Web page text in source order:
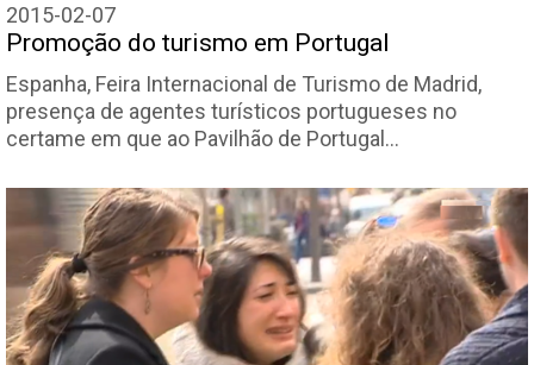
2015-02-07
Promoção do turismo em Portugal
Espanha, Feira Internacional de Turismo de Madrid,
presença de agentes turísticos portugueses no
certame em que ao Pavilhão de Portugal…